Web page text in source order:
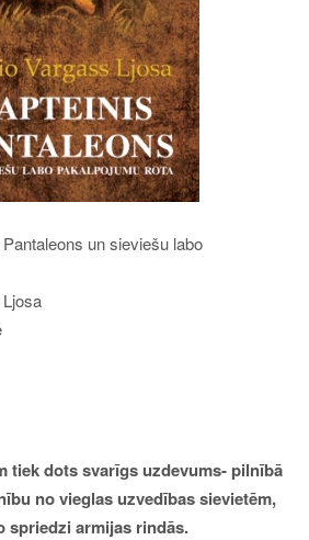
un sieviešu labo
tiek dots svarīgs uzdevums- pilnībā
no vieglas uzvedības sievietēm,
spriedzi armijas rindās.